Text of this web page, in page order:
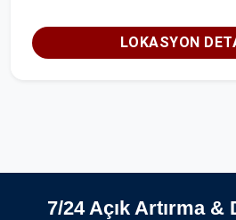
LOKASYON
7/24 Açık Artırma &